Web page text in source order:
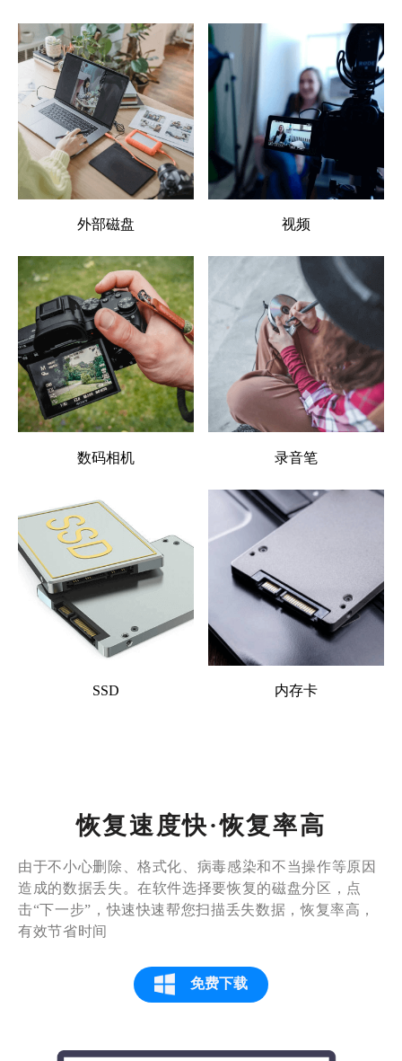
外部磁盘 视频
数码相机 录音笔
SSD 内存卡
恢复速度快·恢复率高
由于不小心删除、格式化、病毒感染和不当操作等原因
造成的数据丢失。在软件选择要恢复的磁盘分区，点
击“下一步”，快速快速帮您扫描丢失数据，恢复率高，
有效节省时间
免费下载